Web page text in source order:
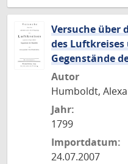
Versuche über
des
Gegenstände
Autor
Humboldt,
Jahr:
1799
Importdatum:
24.07.2007